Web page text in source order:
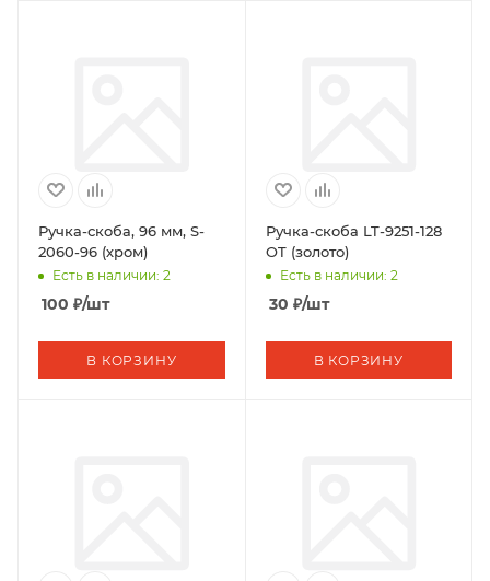
Ручка-скоба, 96 мм, S-
2060-96 (хром)
Есть в наличии: 2
100 ₽/шт
В КОРЗИНУ
Ручка-скоба LT-9251-128
OT (золото)
Есть в наличии: 2
30 ₽/шт
В КОРЗИНУ